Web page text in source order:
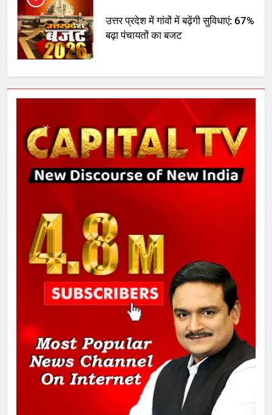
उत्तर प्रदेश में गांवों में बढ़ेंगी सुविधाएं: 67%
बढ़ा पंचायतों का बजट
6
गाजा युद्धविराम को लेकर बड़ी खबरें
7
चुनाव से पहले लालू परिवार पर बड़ा झटका,
तय किए
8
सुप्रीम कोर्ट ने राहुल गांधी के ‘वोट चोरी’
के आरोप खारिज किए, शेखपुरा में पीएम की
मां को गाली पर कोर्ट का समन जारी
अमर शहीद ठाकुर रोशन सिंह के नाम पर
स्वरूप रानी नेहरू चिकित्सालय का
नामकरण करने की मांग को लेकर
अनिश्चितकालीन धरना शुरू